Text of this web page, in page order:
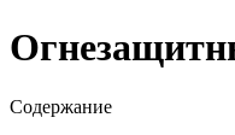
Содержание